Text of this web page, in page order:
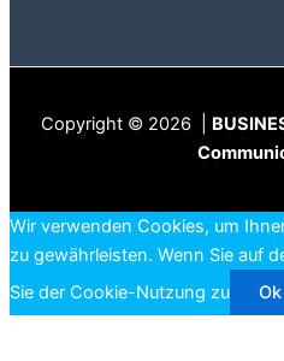
Copyright © 2026 |
Wir verwenden Cookies, um
zu gewährleisten. Wenn Sie auf
Sie der Cookie-Nutzung zu
Ok